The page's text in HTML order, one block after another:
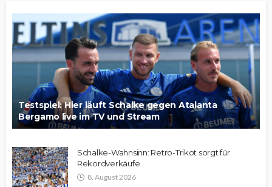
Testspiel: Hier läuft Schalke gegen Atalanta
Bergamo live im TV und Stream
Schalke-Wahnsinn: Retro-Trikot sorgt für
Rekordverkäufe
8. August 2026